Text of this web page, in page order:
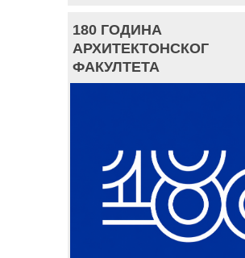
180 ГОДИНА
АРХИТЕКТОНСКОГ
ФАКУЛТЕТА